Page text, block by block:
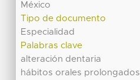
México
Tipo de documento
Especialidad
Palabras clave
alteración dentaria
hábitos orales prolongados